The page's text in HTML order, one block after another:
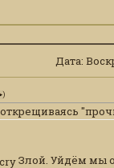
Дата:
)
Злой. Уйдём мы